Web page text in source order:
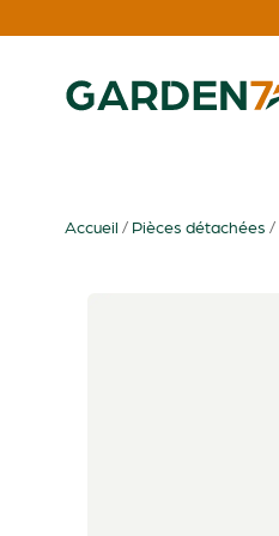
1
Accueil / Pièces détachées /